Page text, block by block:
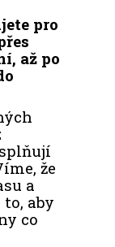
pro
až po
že
a
aby
co